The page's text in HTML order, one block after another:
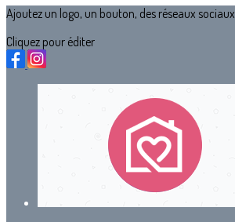
Ajoutez un logo, un bouton, des réseaux sociaux
Cliquez pour éditer